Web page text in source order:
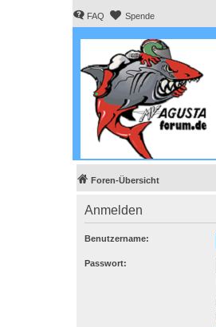
FAQ Spende
Foren-Übersicht
Anmelden
Benutzername:
Passwort: